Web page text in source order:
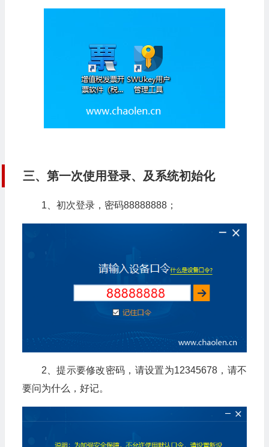
三、第一次使用登录、及系统初始化
1、初次登录，密码88888888；
2、提示要修改密码，请设置为12345678，请不
要问为什么，好记。